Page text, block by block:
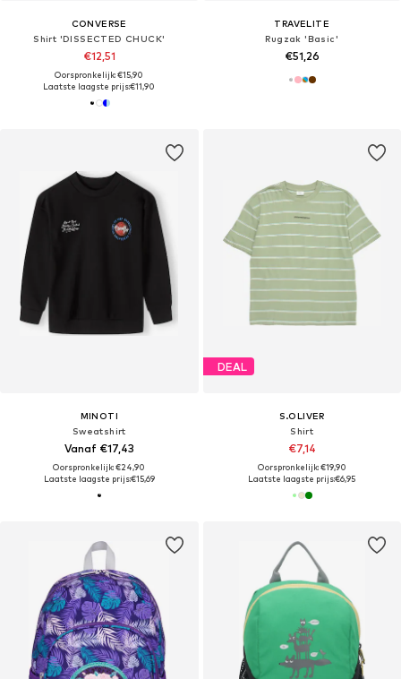
CONVERSE
Shirt 'DISSECTED CHUCK'
€12,51
Oorspronkelijk: €15,90
Laatste laagste prijs:€11,90
TRAVELITE
Rugzak 'Basic'
€51,26
MINOTI
Sweatshirt
Vanaf €17,43
Oorspronkelijk: €24,90
Laatste laagste prijs:€15,69
DEAL
S.OLIVER
Shirt
€7,14
Oorspronkelijk: €19,90
Laatste laagste prijs:€6,95